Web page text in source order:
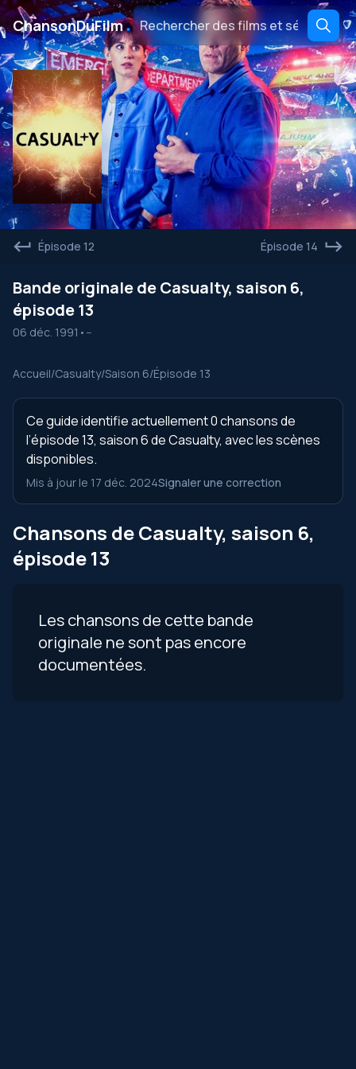
ChansonDuFilm․
Épisode 12 Épisode 14
Bande originale de Casualty, saison 6,
épisode 13
06 déc. 1991 • --
Accueil/Casualty/Saison 6/Épisode 13
Ce guide identifie actuellement 0 chansons de
l’épisode 13, saison 6 de Casualty, avec les scènes
disponibles.
Mis à jour le 17 déc. 2024Signaler une correction
Chansons de Casualty, saison 6,
épisode 13
Les chansons de cette bande
originale ne sont pas encore
documentées.